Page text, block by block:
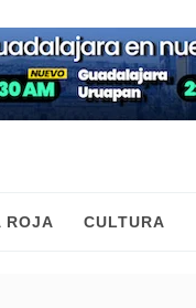
ROJA CULTURA